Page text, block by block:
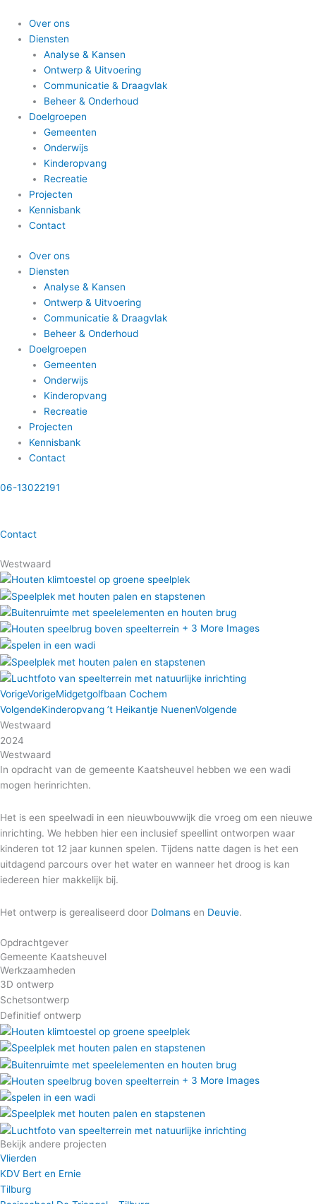
naar
Over ons
Diensten
Analyse & Kansen
Ontwerp & Uitvoering
Communicatie & Draagvlak
Beheer & Onderhoud
Doelgroepen
Gemeenten
Onderwijs
Kinderopvang
Recreatie
Projecten
Kennisbank
Contact
Over ons
Diensten
Analyse & Kansen
Ontwerp & Uitvoering
Communicatie & Draagvlak
Beheer & Onderhoud
Doelgroepen
Gemeenten
Onderwijs
Kinderopvang
Recreatie
Projecten
Kennisbank
Contact
06-13022191
Contact
Westwaard
+ 3 More Images
VorigeVorigeMidgetgolfbaan Cochem
VolgendeKinderopvang ’t Heikantje NuenenVolgende
Westwaard
2024
Westwaard
In opdracht van de gemeente Kaatsheuvel hebben we een wadi
mogen herinrichten.
Het is een speelwadi in een nieuwbouwwijk die vroeg om een nieuwe
inrichting. We hebben hier een inclusief speellint ontworpen waar
kinderen tot 12 jaar kunnen spelen. Tijdens natte dagen is het een
uitdagend parcours over het water en wanneer het droog is kan
iedereen hier makkelijk bij.
Het ontwerp is gerealiseerd door Dolmans en Deuvie.
Opdrachtgever
Gemeente Kaatsheuvel
Werkzaamheden
3D ontwerp
Schetsontwerp
Definitief ontwerp
+ 3 More Images
Bekijk andere projecten
Vlierden
KDV Bert en Ernie
Tilburg